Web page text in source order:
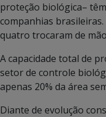
proteção biológica–
companhias
quatro trocaram de
A capacidade total de
setor de controle
apenas 20% da área
Diante de evolução